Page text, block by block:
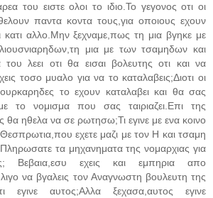
του ειστε ολοι το ιδιο.Το γεγονος οτι οι
παντα κοντα τους,για οποιους εχουν
κατι αλλο.Μην ξεχναμε,πως τη μια βγηκε με
μια με των τσαμηδων και
λεει οτι θα εισαι βολευτης οτι και να
τοσο μυαλο για να το καταλαβεις;Διοτι οι
το εχουν καταλαβει και θα σας
το νομισμα που σας ταιριαζει.Επι της
θα ηθελα να σε ρωτησω;Τι εγινε με ενα κοινο
εχετε μαζι με τον Η και τσαμη
Πληρωσατε τα μηχανηματα της νομαρχιας για
Βεβαια,εσυ εχεις και εμπηρια απο
να βγαλεις τον Αναγνωστη βουλευτη της
εγινε αυτος;Αλλα ξεχασα,αυτος εγινε